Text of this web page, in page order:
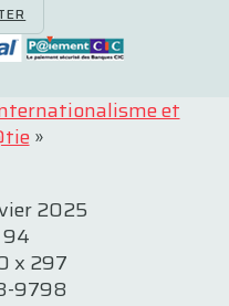
et
»
2025
94
x 297
9798